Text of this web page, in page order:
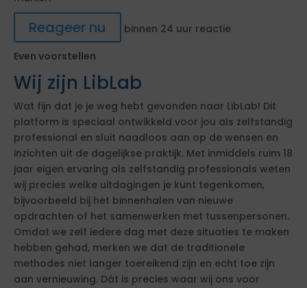
Reageer nu
binnen 24 uur reactie
Even voorstellen
Wij zijn LibLab
Wat fijn dat je je weg hebt gevonden naar LibLab! Dit
platform is speciaal ontwikkeld voor jou als zelfstandig
professional en sluit naadloos aan op de wensen en
inzichten uit de dagelijkse praktijk. Met inmiddels ruim 18
jaar eigen ervaring als zelfstandig professionals weten
wij precies welke uitdagingen je kunt tegenkomen,
bijvoorbeeld bij het binnenhalen van nieuwe
opdrachten of het samenwerken met tussenpersonen.
Omdat we zelf iedere dag met deze situaties te maken
hebben gehad, merken we dat de traditionele
methodes niet langer toereikend zijn en echt toe zijn
aan vernieuwing. Dát is precies waar wij ons voor